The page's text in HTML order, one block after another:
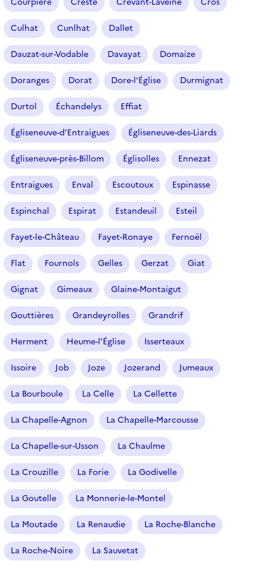
Culhat Cunlhat Dallet
Dauzat-sur-Vodable Davayat Domaize
Doranges Dorat Dore-l’Église Durmignat
Durtol Échandelys Effiat
Égliseneuve-d’Entraigues Égliseneuve-des-Liards
Égliseneuve-près-Billom Églisolles Ennezat
Entraigues Enval Escoutoux Espinasse
Espinchal Espirat Estandeuil Esteil
Fayet-le-Château Fayet-Ronaye Fernoël
Flat Fournols Gelles Gerzat Giat
Gignat Gimeaux Glaine-Montaigut
Gouttières Grandeyrolles Grandrif
Herment Heume-l’Église Isserteaux
Issoire Job Joze Jozerand Jumeaux
La Bourboule La Celle La Cellette
La Chapelle-Agnon La Chapelle-Marcousse
La Chapelle-sur-Usson La Chaulme
La Crouzille La Forie La Godivelle
La Goutelle La Monnerie-le-Montel
La Moutade La Renaudie La Roche-Blanche
La Roche-Noire La Sauvetat